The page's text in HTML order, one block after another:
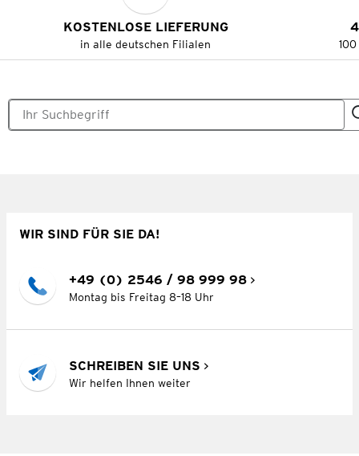
KOSTENLOSE LIEFERUNG
in alle deutschen Filialen
WIR SIND FÜR SIE DA!
+49 (0) 2546 / 98 999 98
Montag bis Freitag 8–18 Uhr
SCHREIBEN SIE UNS
Wir helfen Ihnen weiter